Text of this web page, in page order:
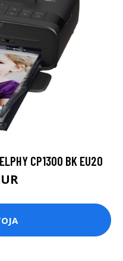
CP1300 BK EU20